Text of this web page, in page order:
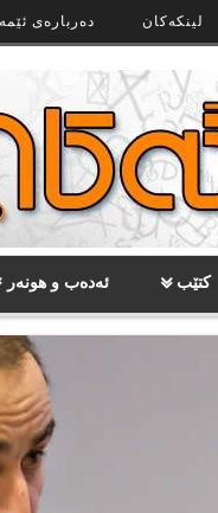
لینکەکان دەربارەی ئێمە
کتێب ئەدەب و هونەر